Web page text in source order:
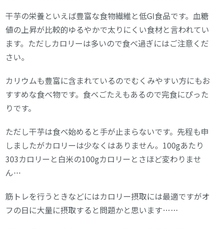
干芋の栄養といえば豊富な食物繊維と低GI食品です。血糖
値の上昇が比較的ゆるやかで太りにくい食材と言われてい
ます。ただしカロリーは多いので食べ過ぎにはご注意くだ
さい。
カリウムも豊富に含まれているのでむくみやすい方にもお
すすめな食べ物です。食べごたえもあるので完食にぴった
りです。
ただし干芋は食べ始めると手が止まらないです。先程も申
しましたがカロリーは少なくはありません。100gあたり
303カロリーと白米の100gカロリーとさほど変わりませ
ん…
筋トレを行うときなどにはカロリー摂取には最適ですがオ
フの日に大量に摂取すると問題かと思います……